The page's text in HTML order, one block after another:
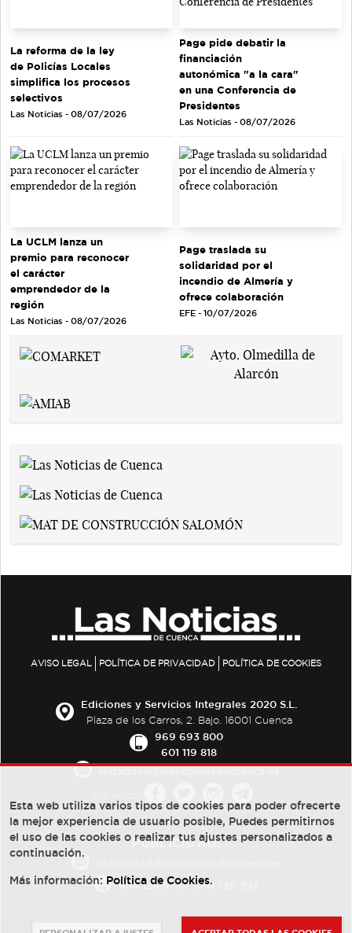
La reforma de la ley
de Policías Locales
simplifica los procesos
selectivos
Las Noticias - 08/07/2026
Page pide debatir la
financiación
autonómica "a la cara"
en una Conferencia de
Presidentes
Las Noticias - 08/07/2026
La UCLM lanza un
premio para reconocer
el carácter
emprendedor de la
región
Las Noticias - 08/07/2026
Page traslada su
solidaridad por el
incendio de Almería y
ofrece colaboración
EFE - 10/07/2026
AVISO LEGAL POLÍTICA DE PRIVACIDAD POLÍTICA DE COOKIES
Ediciones y Servicios Integrales 2020 S.L.
Plaza de los Carros, 2. Bajo. 16001 Cuenca
969 693 800
601 119 818
PUBLICIDAD:
684 126 573/670 726 392
Esta web utiliza varios tipos de cookies para poder ofrecerte
la mejor experiencia de usuario posible, Puedes permitirnos
el uso de las cookies o realizar tus ajustes personalizados a
continuación.
Más información: Política de Cookies.